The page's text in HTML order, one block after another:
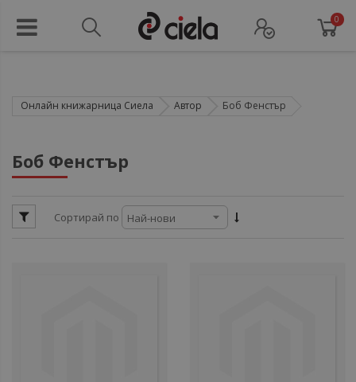
0
Онлайн книжарница Сиела Автор Боб Фенстър
Боб Фенстър
Сортирай по